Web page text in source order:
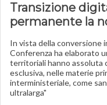
Transizione
permanente la
In vista della conversione
Conferenza ha elaborato
territoriali hanno assoluta
esclusiva, nelle materie
interministeriale, come
ultralarga"